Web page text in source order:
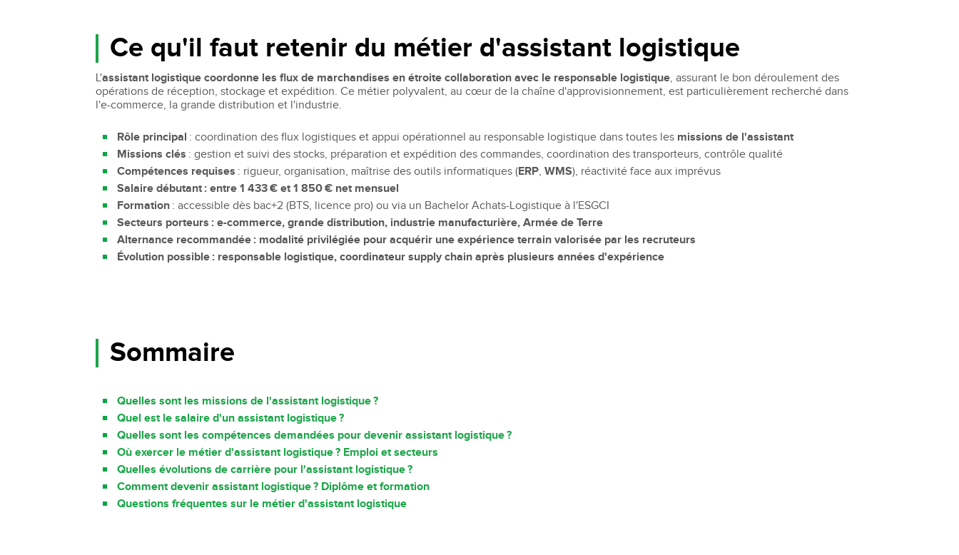
Ce qu'il faut retenir du métier d'assistant logistique
L'assistant logistique coordonne les flux de marchandises en étroite collaboration avec le responsable logistique, assurant le bon déroulement des
opérations de réception, stockage et expédition. Ce métier polyvalent, au cœur de la chaîne d'approvisionnement, est particulièrement recherché dans
l'e-commerce, la grande distribution et l'industrie.
Rôle principal : coordination des flux logistiques et appui opérationnel au responsable logistique dans toutes les missions de l'assistant
Missions clés : gestion et suivi des stocks, préparation et expédition des commandes, coordination des transporteurs, contrôle qualité
Compétences requises : rigueur, organisation, maîtrise des outils informatiques (ERP,WMS), réactivité face aux imprévus
Salaire débutant : entre 1 433 € et 1 850 € net mensuel
Formation : accessible dès bac+2 (BTS, licence pro) ou via un Bachelor Achats-Logistique à l'ESGCI
Secteurs porteurs : e-commerce, grande distribution, industrie manufacturière, Armée de Terre
Alternance recommandée : modalité privilégiée pour acquérir une expérience terrain valorisée par les recruteurs
Évolution possible : responsable logistique, coordinateur supply chain après plusieurs années d'expérience
Sommaire
Quelles sont les missions de l'assistant logistique ?
Quel est le salaire d'un assistant logistique ?
Quelles sont les compétences demandées pour devenir assistant logistique ?
Où exercer le métier d'assistant logistique ? Emploi et secteurs
Quelles évolutions de carrière pour l'assistant logistique ?
Comment devenir assistant logistique ? Diplôme et formation
Questions fréquentes sur le métier d'assistant logistique
Étudier à l'international
Projets et voyages
Programme Disney
Bachelor Marketing digital
Bachelor Commerce Marketing
spécialisation International
Bachelor Communication, projets
événementiels et digitaux
Marketing d'influence et Brand Content
Bachelor QSE - Qualité Sécurité
Environnement
Bachelor Luxe – Développement
Commercial et Marketing
Bachelor Tourisme
Mastère Marketing du Luxe
Mastère Marketing Produit :
Cosmétiques et Bien-être
Artificielle
MBA
Centre de Profit